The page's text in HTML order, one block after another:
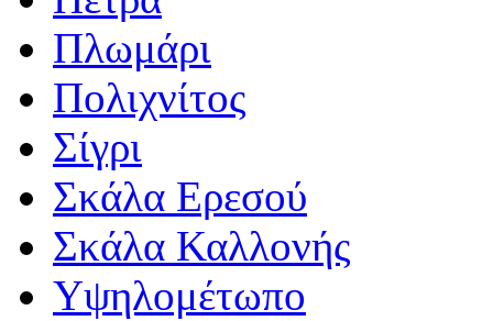
Πλωμάρι
Πολιχνίτος
Σίγρι
Σκάλα Ερεσού
Σκάλα Καλλονής
Υψηλομέτωπο